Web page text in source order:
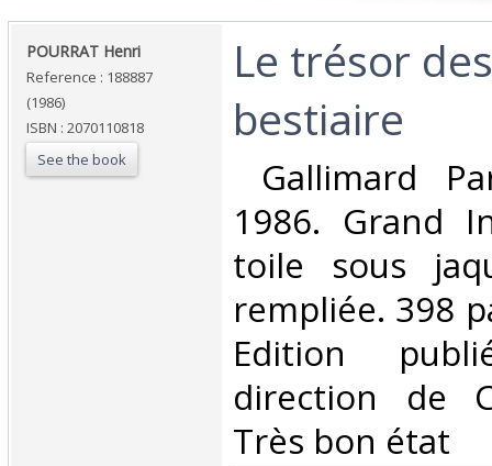
‎POURRAT Henri ‎
Reference : 188887
(1986)
ISBN : 2070110818
See the book
‎Le trésor
bestiaire‎
Gallimard
1986. Grand
toile sous
rempliée. 398
Edition
direction de
Très bon état‎